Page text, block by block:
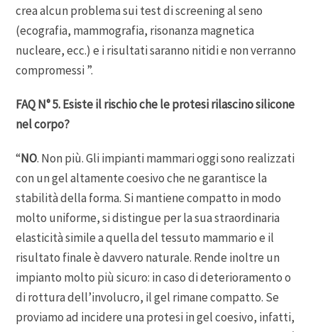
crea alcun problema sui test di screening al seno
(ecografia, mammografia, risonanza magnetica
nucleare, ecc.) e i risultati saranno nitidi e non verranno
compromessi ”.
FAQ N° 5. Esiste il rischio che le protesi rilascino silicone
nel corpo?
“NO. Non più. Gli impianti mammari oggi sono realizzati
con un gel altamente coesivo che ne garantisce la
stabilità della forma. Si mantiene compatto in modo
molto uniforme, si distingue per la sua straordinaria
elasticità simile a quella del tessuto mammario e il
risultato finale è davvero naturale. Rende inoltre un
impianto molto più sicuro: in caso di deterioramento o
di rottura dell’involucro, il gel rimane compatto. Se
proviamo ad incidere una protesi in gel coesivo, infatti,